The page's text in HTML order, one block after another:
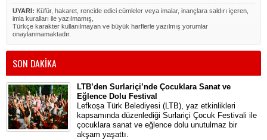
UYARI: Küfür, hakaret, rencide edici cümleler veya imalar, inançlara saldırı içeren,
imla kuralları ile yazılmamış,
Türkçe karakter kullanılmayan ve büyük harflerle yazılmış yorumlar
onaylanmamaktadır.
SON DAKİKA
LTB’den Surlariçi’nde Çocuklara Sanat ve
Eğlence Dolu Festival
Lefkoşa Türk Belediyesi (LTB), yaz etkinlikleri
kapsamında düzenlediği Surlariçi Çocuk Festivali ile
çocuklara sanat ve eğlence dolu unutulmaz bir
akşam yaşattı.